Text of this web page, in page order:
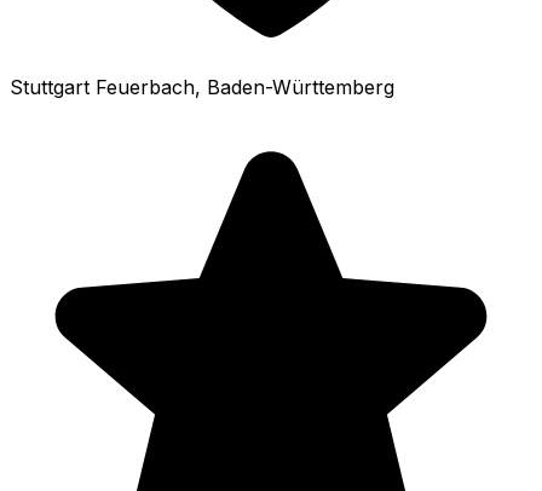
Stuttgart Feuerbach, Baden-Württemberg